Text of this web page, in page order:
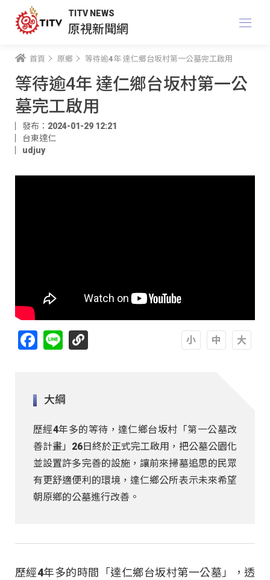
TITV NEWS
原視新聞網
首頁 原鄉 等待逾4年 達仁鄉台坂村第一公墓完工啟用
等待逾4年 達仁鄉台坂村第一公
墓完工啟用
發布：2024-01-29 12:21
台東達仁
udjuy
Facebook
Line
大綱
歷經4年多的等待，達仁鄉台坂村「第一公墓改
善計畫」26日終於正式完工啟用，把公墓公園化
並設置許多完善的設施，讓前來掃墓追思的民眾
有更舒適便利的環境，達仁鄉公所表示未來希望
朝原鄉的公墓進行改善。
歷經4年多的時間「達仁鄉台坂村第一公墓」，透